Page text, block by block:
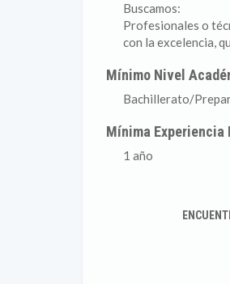
Buscamos:
Profesionales o
con la excelencia,
Mínimo Nivel
Bachillerato/
Mínima Experiencia
1 año